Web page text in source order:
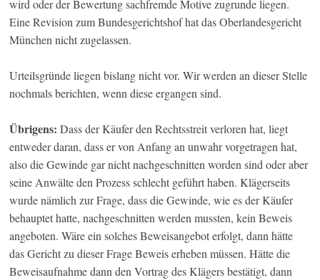
wird oder der Bewertung sachfremde Motive zugrunde liegen.
Eine Revision zum Bundesgerichtshof hat das Oberlandesgericht
München nicht zugelassen.
Urteilsgründe liegen bislang nicht vor. Wir werden an dieser Stelle
nochmals berichten, wenn diese ergangen sind.
Übrigens: Dass der Käufer den Rechtsstreit verloren hat, liegt
entweder daran, dass er von Anfang an unwahr vorgetragen hat,
also die Gewinde gar nicht nachgeschnitten worden sind oder aber
seine Anwälte den Prozess schlecht geführt haben. Klägerseits
wurde nämlich zur Frage, dass die Gewinde, wie es der Käufer
behauptet hatte, nachgeschnitten werden mussten, kein Beweis
angeboten. Wäre ein solches Beweisangebot erfolgt, dann hätte
das Gericht zu dieser Frage Beweis erheben müssen. Hätte die
Beweisaufnahme dann den Vortrag des Klägers bestätigt, dann